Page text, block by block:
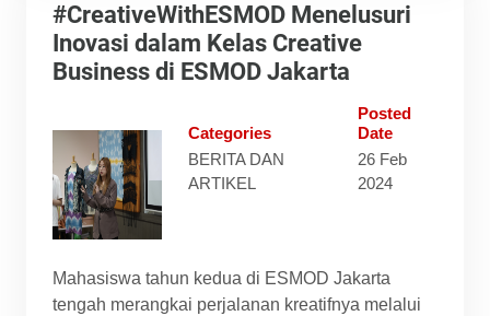
#CreativeWithESMOD Menelusuri
Inovasi dalam Kelas Creative
Business di ESMOD Jakarta
Categories
BERITA DAN
ARTIKEL
Posted
Date
26 Feb
2024
Mahasiswa tahun kedua di ESMOD Jakarta
tengah merangkai perjalanan kreatifnya melalui